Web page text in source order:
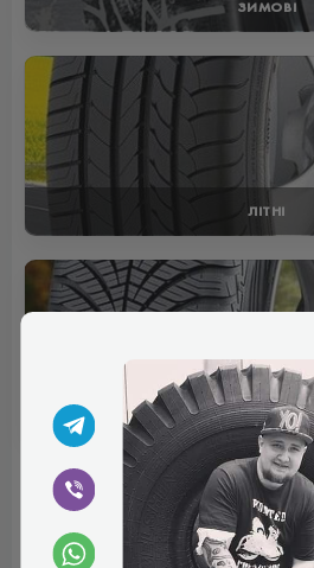
ЗИМОВІ
ЛІТНІ
ВСЕСЕЗОННІ
Отзывы (0)
Пока нет комментариев